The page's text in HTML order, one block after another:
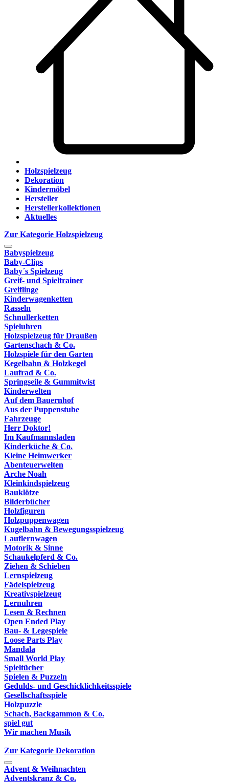
Holzspielzeug
Dekoration
Kindermöbel
Hersteller
Herstellerkollektionen
Aktuelles
Zur Kategorie Holzspielzeug
Babyspielzeug
Baby-Clips
Baby´s Spielzeug
Greif- und Spieltrainer
Greiflinge
Kinderwagenketten
Rasseln
Schnullerketten
Spieluhren
Holzspielzeug für Draußen
Gartenschach & Co.
Holzspiele für den Garten
Kegelbahn & Holzkegel
Laufrad & Co.
Springseile & Gummitwist
Kinderwelten
Auf dem Bauernhof
Aus der Puppenstube
Fahrzeuge
Herr Doktor!
Im Kaufmannsladen
Kinderküche & Co.
Kleine Heimwerker
Abenteuerwelten
Arche Noah
Kleinkindspielzeug
Bauklötze
Bilderbücher
Holzfiguren
Holzpuppenwagen
Kugelbahn & Bewegungsspielzeug
Lauflernwagen
Motorik & Sinne
Schaukelpferd & Co.
Ziehen & Schieben
Lernspielzeug
Fädelspielzeug
Kreativspielzeug
Lernuhren
Lesen & Rechnen
Open Ended Play
Bau- & Legespiele
Loose Parts Play
Mandala
Small World Play
Spieltücher
Spielen & Puzzeln
Gedulds- und Geschicklichkeitsspiele
Gesellschaftsspiele
Holzpuzzle
Schach, Backgammon & Co.
spiel gut
Wir machen Musik
Zur Kategorie Dekoration
Advent & Weihnachten
Adventskranz & Co.